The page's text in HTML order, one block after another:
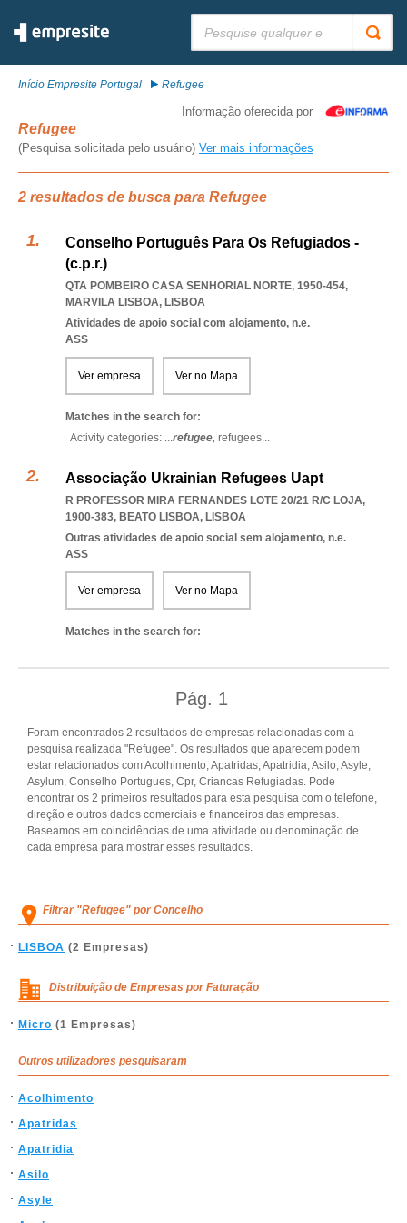
Início Empresite Portugal Refugee
Informação oferecida por
Refugee
(Pesquisa solicitada pelo usuário) Ver mais informações
2 resultados de busca para Refugee
Conselho Português Para Os Refugiados -
(c.p.r.)
QTA POMBEIRO CASA SENHORIAL NORTE, 1950-454,
MARVILA LISBOA, LISBOA
Atividades de apoio social com alojamento, n.e.
ASS
Ver empresa Ver no Mapa
Matches in the search for:
Activity categories: ...refugee, refugees...
Associação Ukrainian Refugees Uapt
R PROFESSOR MIRA FERNANDES LOTE 20/21 R/C LOJA,
1900-383, BEATO LISBOA, LISBOA
Outras atividades de apoio social sem alojamento, n.e.
ASS
Ver empresa Ver no Mapa
Matches in the search for:
Pág. 1
Foram encontrados 2 resultados de empresas relacionadas com a
pesquisa realizada "Refugee". Os resultados que aparecem podem
estar relacionados com Acolhimento, Apatridas, Apatridia, Asilo, Asyle,
Asylum, Conselho Portugues, Cpr, Criancas Refugiadas. Pode
encontrar os 2 primeiros resultados para esta pesquisa com o telefone,
direção e outros dados comerciais e financeiros das empresas.
Baseamos em coincidências de uma atividade ou denominação de
cada empresa para mostrar esses resultados.
Filtrar "Refugee" por Concelho
LISBOA (2 Empresas)
Distribuição de Empresas por Faturação
Micro (1 Empresas)
Outros utilizadores pesquisaram
Acolhimento
Apatridas
Apatridia
Asilo
Asyle